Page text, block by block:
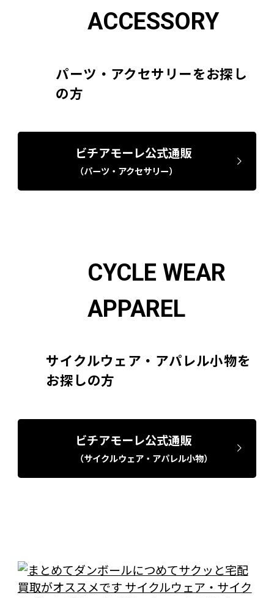
ACCESSORY
パーツ・アクセサリーをお探し
の方
ビチアモーレ公式通販
（パーツ・アクセサリー）
CYCLE WEAR
APPAREL
サイクルウェア・アパレル小物を
お探しの方
ビチアモーレ公式通販
（サイクルウェア・アパレル小物）